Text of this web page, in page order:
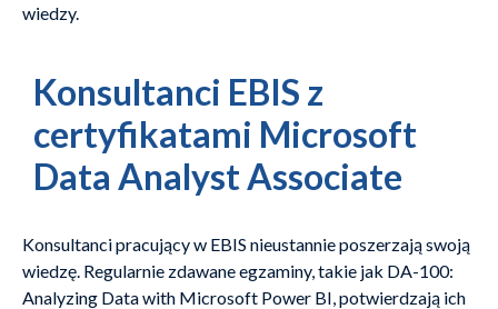
wiedzy.
Konsultanci EBIS z
certyfikatami Microsoft
Data Analyst Associate
Konsultanci pracujący w EBIS nieustannie poszerzają swoją
wiedzę. Regularnie zdawane egzaminy, takie jak DA-100:
Analyzing Data with Microsoft Power BI, potwierdzają ich